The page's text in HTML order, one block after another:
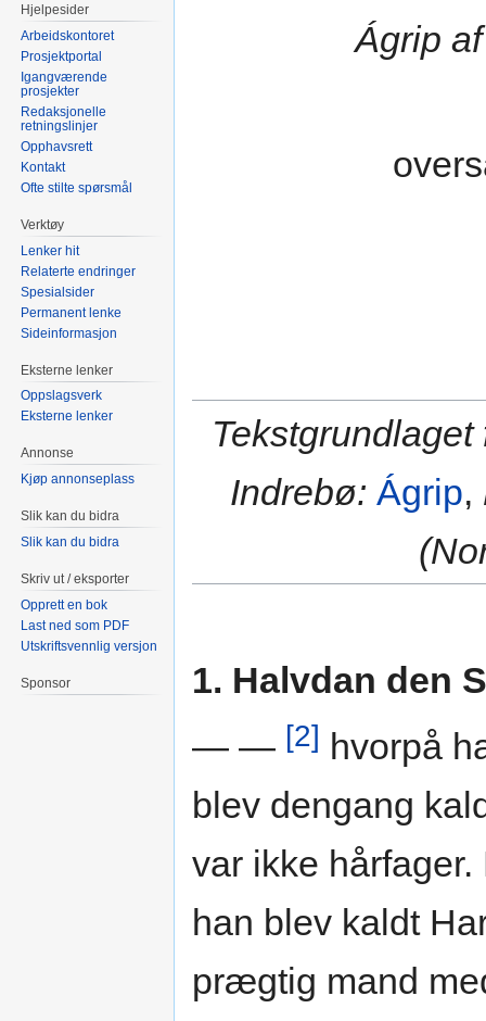
Ágrip
Indrebø: Ágrip,
1. Halvdan den
— — [2] hvorpå
blev dengang
var ikke
han blev kaldt
prægtig mand
Hjelpesider
Arbeidskontoret
Prosjektportal
Igangværende
prosjekter
Redaksjonelle
retningslinjer
Opphavsrett
Kontakt
Ofte stilte spørsmål
Verktøy
Lenker hit
Relaterte endringer
Spesialsider
Permanent lenke
Sideinformasjon
Eksterne lenker
Oppslagsverk
Eksterne lenker
Annonse
Kjøp annonseplass
Slik kan du bidra
Slik kan du bidra
Skriv ut / eksporter
Opprett en bok
Last ned som PDF
Utskriftsvennlig versjon
Sponsor